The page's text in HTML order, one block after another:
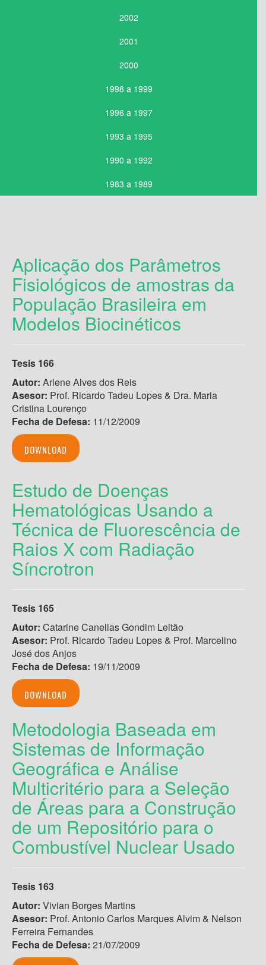
2002
2001
2000
1998 a 1999
1996 a 1997
1993 a 1995
1990 a 1992
1983 a 1989
Aplicação dos Parâmetros
Fisiológicos de amostras da
População Brasileira em
Modelos Biocinéticos
Tesis 166
Autor: Arlene Alves dos Reis
Asesor: Prof. Ricardo Tadeu Lopes & Dra. Maria
Cristina Lourenço
Fecha de Defesa: 11/12/2009
DOWNLOAD
Estudo de Doenças
Hematológicas Usando a
Técnica de Fluorescência de
Raios X com Radiação
Síncrotron
Tesis 165
Autor: Catarine Canellas Gondim Leitão
Asesor: Prof. Ricardo Tadeu Lopes & Prof. Marcelino
José dos Anjos
Fecha de Defesa: 19/11/2009
DOWNLOAD
Metodologia Baseada em
Sistemas de Informação
Geográfica e Análise
Multicritério para a Seleção
de Áreas para a Construção
de um Repositório para o
Combustível Nuclear Usado
Tesis 163
Autor: Vivian Borges Martins
Asesor: Prof. Antonio Carlos Marques Alvim & Nelson
Ferreira Fernandes
Fecha de Defesa: 21/07/2009